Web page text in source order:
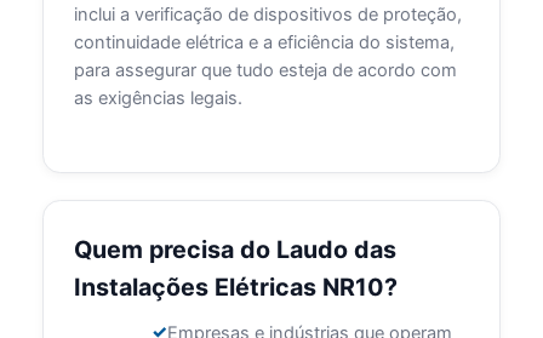
inclui a verificação de dispositivos de proteção,
continuidade elétrica e a eficiência do sistema,
para assegurar que tudo esteja de acordo com
as exigências legais.
Quem precisa do Laudo das
Instalações Elétricas NR10?
Empresas e indústrias que operam